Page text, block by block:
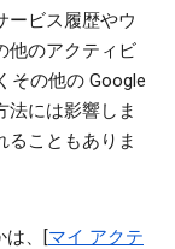
ービス履歴やウ
他のアクティビ
その他の Google
法には影響しま
ることもありま
は、[マイ アクテ